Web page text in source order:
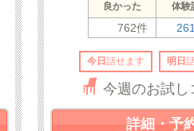
良かった 体験
762件
今日話せます 明日
今週のお試し
詳細・予